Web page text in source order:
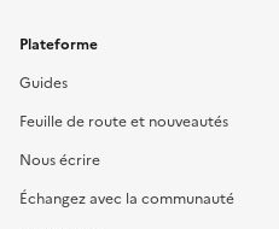
Plateforme
Guides
Feuille de route et nouveautés
Nous écrire
Échangez avec la communauté